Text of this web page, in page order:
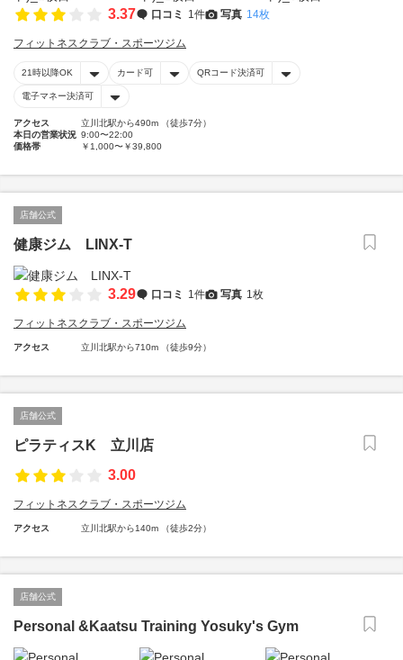
3.37 口コミ 1件 写真 14枚
フィットネスクラブ・スポーツジム
21時以降OK カード可 QRコード決済可
電子マネー決済可
アクセス
立川北駅から490m （徒歩7分）
本日の営業状況 9:00〜22:00
価格帯
￥1,000〜￥39,800
店舗公式
健康ジム LINX-T
3.29 口コミ 1件 写真 1枚
フィットネスクラブ・スポーツジム
アクセス 立川北駅から710m （徒歩9分）
店舗公式
ピラティスK 立川店
3.00
フィットネスクラブ・スポーツジム
アクセス 立川北駅から140m （徒歩2分）
店舗公式
Personal &Kaatsu Training Yosuky's Gym